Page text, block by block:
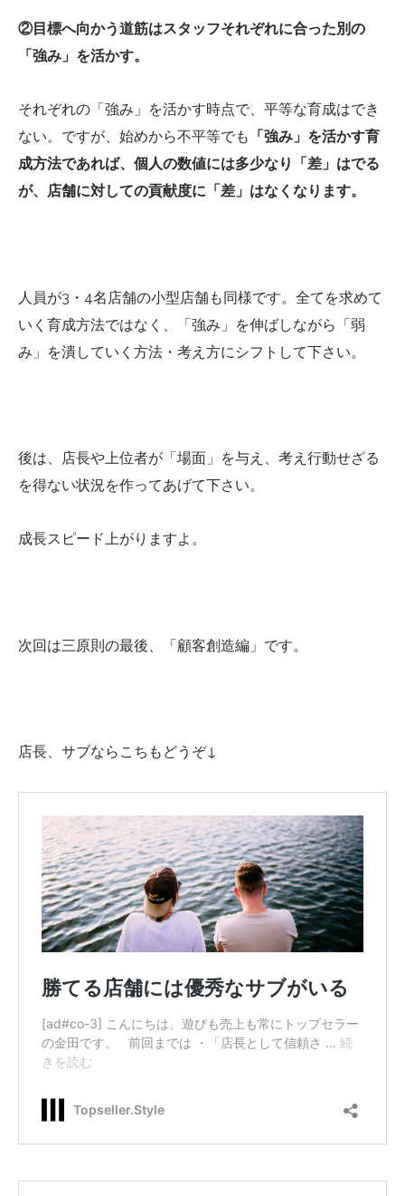
②目標へ向かう道筋はスタッフそれぞれに合った別の
「強み」を活かす。
それぞれの「強み」を活かす時点で、平等な育成はでき
ない。ですが、始めから不平等でも 「強み」を活かす育
成方法であれば、個人の数値には多少なり「差」はでる
が、店舗に対しての貢献度に「差」はなくなります。
人員が3・4名店舗の小型店舗も同様です。全てを求めて
いく育成方法ではなく、「強み」を伸ばしながら「弱
み」を潰していく方法・考え方にシフトして下さい。
後は、店長や上位者が「場面」を与え、考え行動せざる
を得ない状況を作ってあげて下さい。
成長スピード上がりますよ。
次回は三原則の最後、「顧客創造編」です。
店長、サブならこちもどうぞ↓